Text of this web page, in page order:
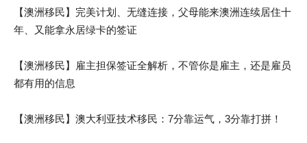
【澳洲移民】完美计划、无缝连接，父母能来澳洲连续居住十
年、又能拿永居绿卡的签证
【澳洲移民】雇主担保签证全解析，不管你是雇主，还是雇员
都有用的信息
【澳洲移民】澳大利亚技术移民：7分靠运气，3分靠打拼！